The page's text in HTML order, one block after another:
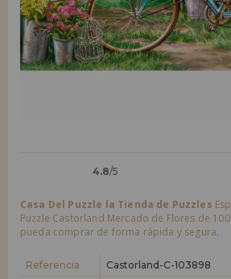
LIQUIDACIONES
INFORMACIÓN
Quiero registrarme como
nuevo cliente
Al crear una cuenta en casadelpuzzle.com
4.8/5
Casa Del Puzzle la Tienda de Puzzles
Puzzle Castorland Mercado de Flores de
pueda comprar de forma rápida y segura.
Referencia
Castorland-C-103898